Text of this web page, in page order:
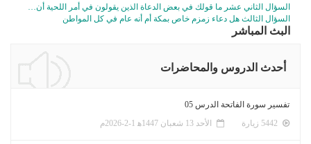
السؤال الثاني عشر ما قولك في بعض الدعاة الذين يقولون في أمر اللحية أن…
السؤال الثالث هل دعاء زمزم خاص بمكة أم أنه عام في كل المواطن
البث المباشر
أحدث الدروس والمحاضرات
تفسير سورة الفاتحة الدرس 05
الأحد 13 شعبان 1447ﻫ 1-2-2026م